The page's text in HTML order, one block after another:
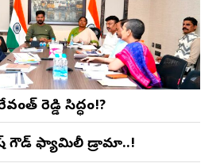
రెడ్డి సిద్ధం!?
గౌడ్ ఫ్యామిలీ డ్రామా..!